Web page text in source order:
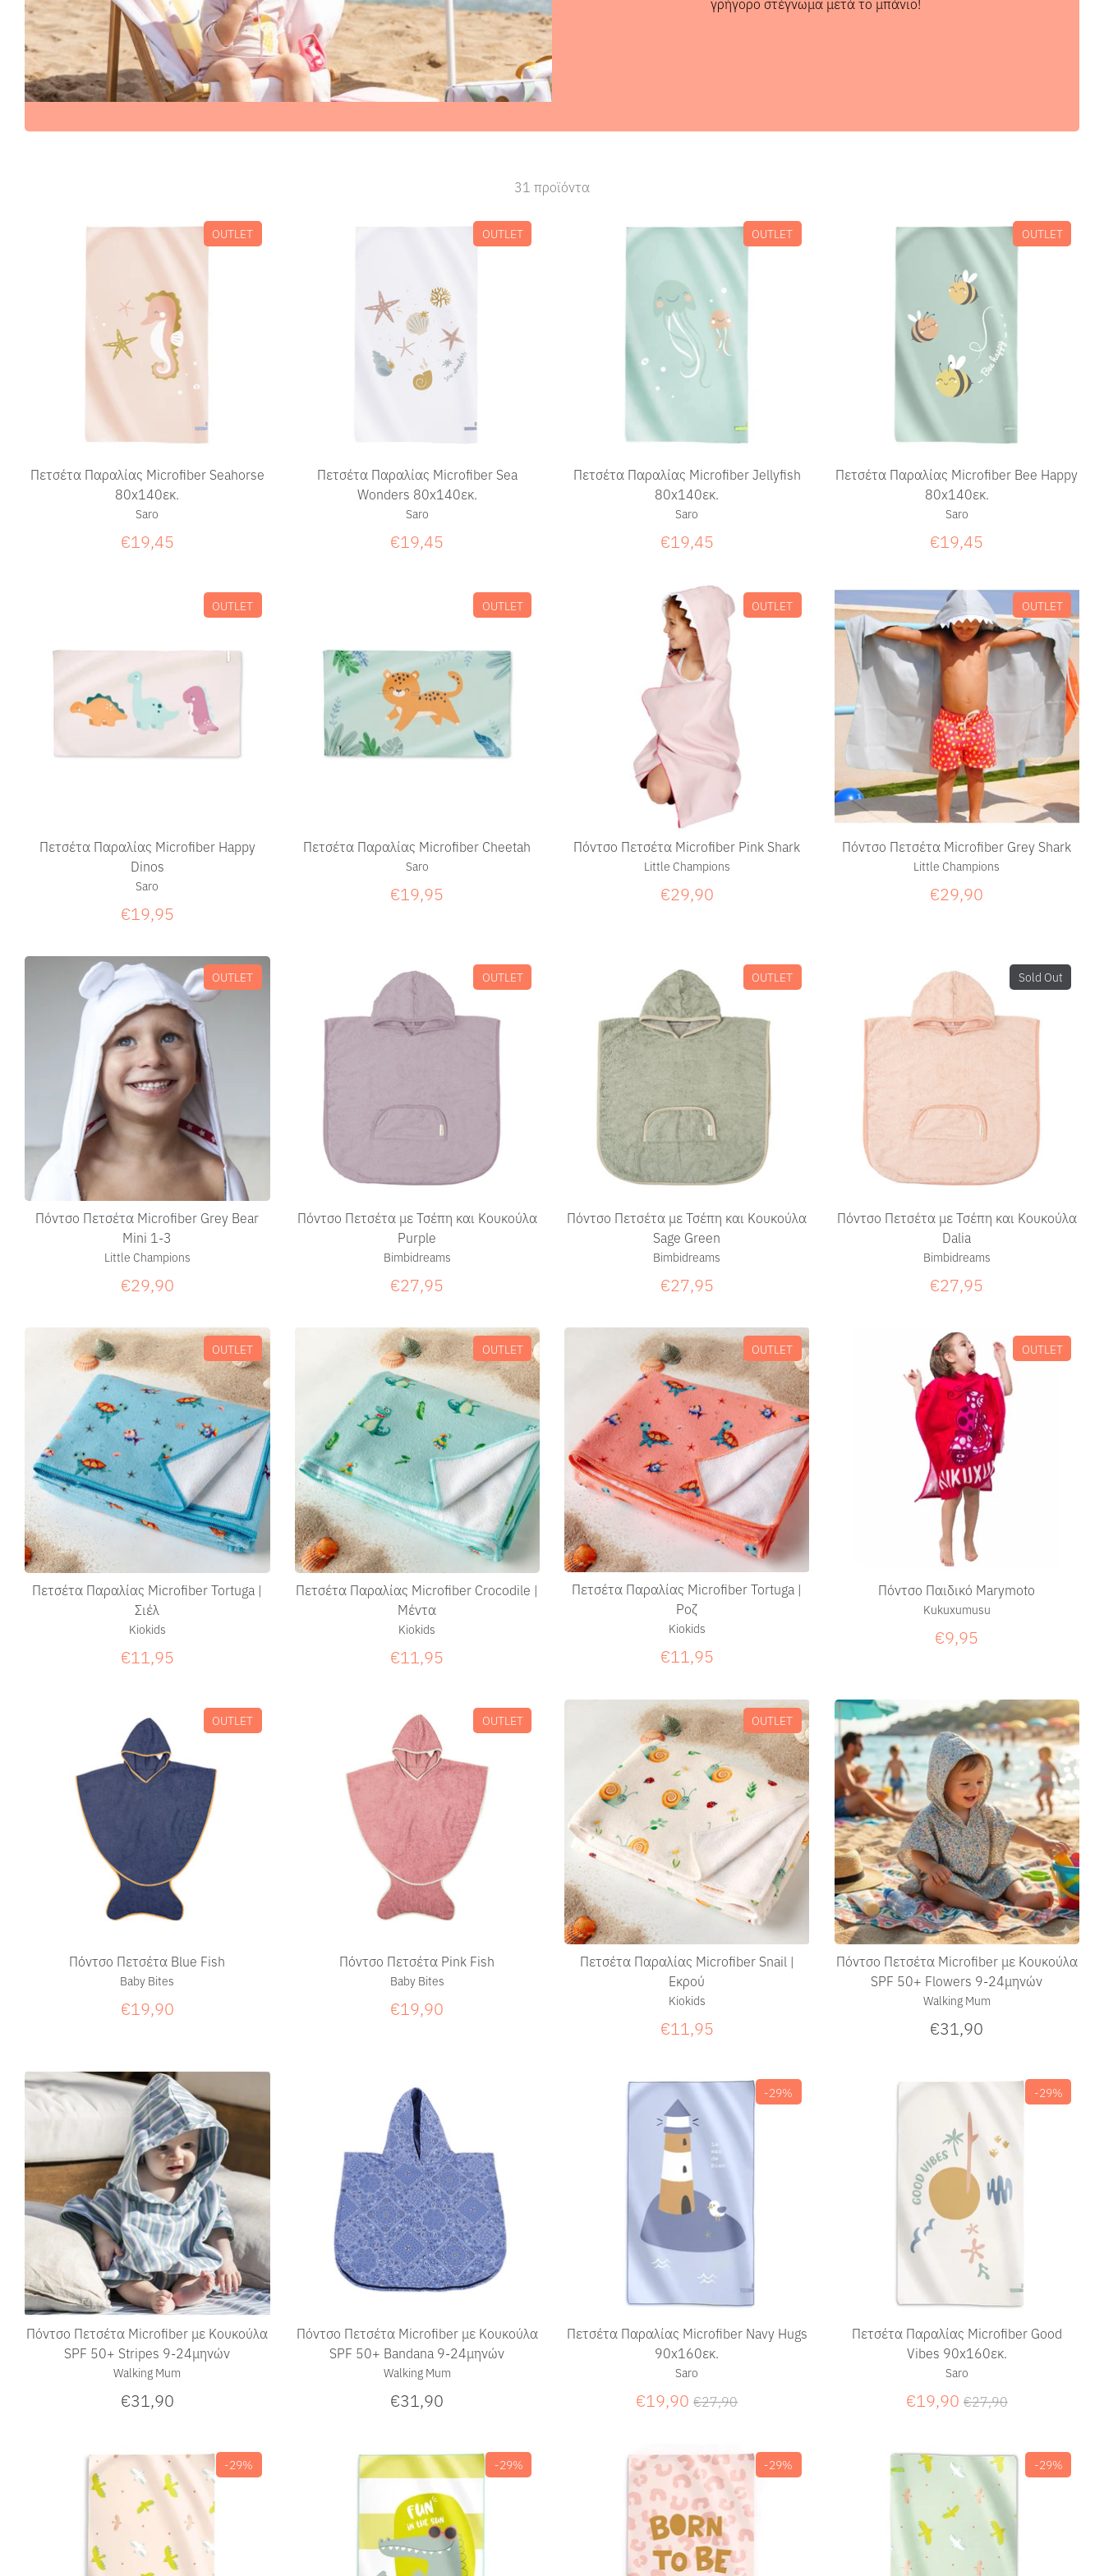
31 προϊόντα
Πετσέτα Παραλίας Microfiber Seahorse
80x140εκ.
Saro
€19,45
OUTLET
Πετσέτα Παραλίας Microfiber Sea
Wonders 80x140εκ.
Saro
€19,45
OUTLET
Πετσέτα Παραλίας Microfiber Jellyfish
80x140εκ.
Saro
€19,45
OUTLET
Πετσέτα Παραλίας Microfiber Bee Happy
80x140εκ.
Saro
€19,45
OUTLET
Πετσέτα Παραλίας Microfiber Happy
Dinos
Saro
€19,95
OUTLET
Πετσέτα Παραλίας Microfiber Cheetah
Saro
€19,95
OUTLET
Πόντσο Πετσέτα Microfiber Pink Shark
Little Champions
€29,90
OUTLET
Πόντσο Πετσέτα Microfiber Grey Shark
Little Champions
€29,90
OUTLET
Πόντσο Πετσέτα Microfiber Grey Bear
Mini 1-3
Little Champions
€29,90
OUTLET
Πόντσο Πετσέτα με Τσέπη και Κουκούλα
Purple
Bimbidreams
€27,95
OUTLET
Πόντσο Πετσέτα με Τσέπη και Κουκούλα
Sage Green
Bimbidreams
€27,95
OUTLET
Πόντσο Πετσέτα με Τσέπη και Κουκούλα
Dalia
Bimbidreams
€27,95
Sold Out
Πετσέτα Παραλίας Microfiber Tortuga |
Σιέλ
Kiokids
€11,95
OUTLET
Πετσέτα Παραλίας Microfiber Crocodile |
Μέντα
Kiokids
€11,95
OUTLET
Πετσέτα Παραλίας Microfiber Tortuga |
Ροζ
Kiokids
€11,95
OUTLET
Πόντσο Παιδικό Marymoto
Kukuxumusu
€9,95
OUTLET
Πόντσο Πετσέτα Blue Fish
Baby Bites
€19,90
OUTLET
Πόντσο Πετσέτα Pink Fish
Baby Bites
€19,90
OUTLET
Πετσέτα Παραλίας Microfiber Snail |
Εκρού
Kiokids
€11,95
OUTLET
Πόντσο Πετσέτα Microfiber με Κουκούλα
SPF 50+ Flowers 9-24μηνών
Walking Mum
€31,90
Πόντσο Πετσέτα Microfiber με Κουκούλα
SPF 50+ Stripes 9-24μηνών
Walking Mum
€31,90
Πόντσο Πετσέτα Microfiber με Κουκούλα
SPF 50+ Bandana 9-24μηνών
Walking Mum
€31,90
Πετσέτα Παραλίας Microfiber Navy Hugs
90x160εκ.
Saro
€19,90 Κανονική
€27,90
-29%
Πετσέτα Παραλίας Microfiber Good
Vibes 90x160εκ.
Saro
€19,90 Κανονική
€27,90
-29%
-29% -29% -29% -29%